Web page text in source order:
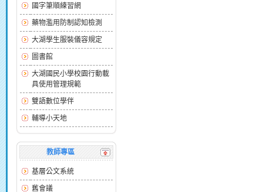
國字筆順練習網
藥物濫用防制認知檢測
大湖學生服裝儀容規定
圖書館
大湖國民小學校園行動載
具使用管理規範
雙語數位學伴
輔導小天地
教師專區
基層公文系統
舊會議